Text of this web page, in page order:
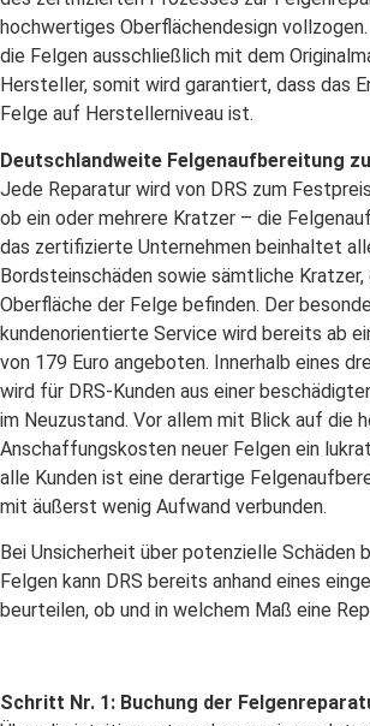
hochwertiges Oberflächendesign
die Felgen ausschließlich mit dem
Hersteller, somit wird garantiert, dass das
Felge auf Herstellerniveau ist.
Deutschlandweite Felgenaufbereitung
Jede Reparatur wird von DRS zum
ob ein oder mehrere Kratzer – die
das zertifizierte Unternehmen beinhaltet
Bordsteinschäden sowie sämtliche
Oberfläche der Felge befinden. Der
kundenorientierte Service wird bereits ab
von 179 Euro angeboten. Innerhalb eines
wird für DRS-Kunden aus einer
im Neuzustand. Vor allem mit Blick auf die
Anschaffungskosten neuer Felgen ein
alle Kunden ist eine derartige
mit äußerst wenig Aufwand verbunden.
Bei Unsicherheit über potenzielle Schäden
Felgen kann DRS bereits anhand eines
beurteilen, ob und in welchem Maß eine
Schritt Nr. 1: Buchung der